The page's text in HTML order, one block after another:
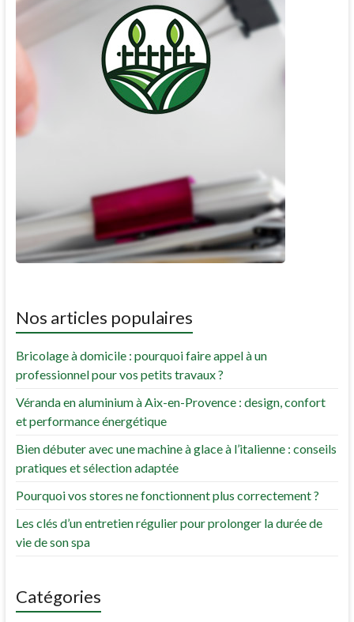
Nos articles populaires
Bricolage à domicile : pourquoi faire appel à un
professionnel pour vos petits travaux ?
Véranda en aluminium à Aix-en-Provence : design, confort
et performance énergétique
Bien débuter avec une machine à glace à l’italienne : conseils
pratiques et sélection adaptée
Pourquoi vos stores ne fonctionnent plus correctement ?
Les clés d’un entretien régulier pour prolonger la durée de
vie de son spa
Catégories